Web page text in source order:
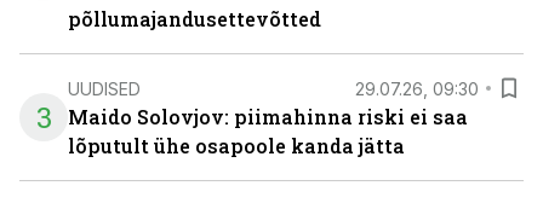
põllumajandusettevõtted
3
UUDISED 29.07.26, 09:30
Maido Solovjov: piimahinna riski ei saa
lõputult ühe osapoole kanda jätta